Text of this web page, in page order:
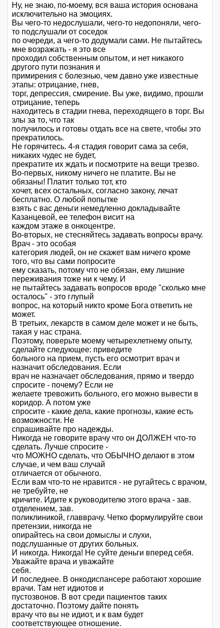
Ну, не знаю, по-моему, вся ваша история основана
исключительно на эмоциях.
Вы чего-то недослушали, чего-то недопоняли, чего-
то подслушали от соседок
по очереди, а чего-то додумали сами. Не пытайтесь
мне возражать - я это все
проходил собственным опытом, и нет никакого
другого пути познания и
примирения с болезнью, чем давно уже известные
этапы: отрицание, гнев,
торг, депрессия, смирение. Вы уже, видимо, прошли
отрицание, теперь
находитесь в стадии гнева, переходящего в торг. Вы
злы за то, что так
получилось и готовы отдать все на свете, чтобы это
прекратилось.
Не горячитесь. 4-я стадия говорит сама за себя,
никаких чудес не будет,
прекратите их ждать и посмотрите на вещи трезво.
Во-первых, никому ничего не платите. Вы не
обязаны! Платит только тот, кто
хочет, всех остальных, согласно закону, лечат
бесплатно. О любой попытке
взять с вас деньги немедленно докладывайте
Казанцевой, ее телефон висит на
каждом этаже в онкоцентре.
Во-вторых, не стесняйтесь задавать вопросы врачу.
Врач - это особая
категория людей, он не скажет вам ничего кроме
того, что вы сами попросите
ему сказать, потому что не обязан, ему лишние
переживания тоже ни к чему. И
не пытайтесь задавать вопросов вроде "сколько мне
осталось" - это глупый
вопрос, на который никто кроме Бога ответить не
может.
В третьих, лекарств в самом деле может и не быть,
такая у нас страна.
Поэтому, поверьте моему четырехлетнему опыту,
сделайте следующее: приведите
больного на прием, пусть его осмотрит врач и
назначит обследования. Если
врач не назначает обследования, прямо и твердо
спросите - почему? Если не
желаете тревожить больного, его можно вывести в
коридор. А потом уже
спросите - какие дела, какие прогнозы, какие есть
возможности. Не
спрашивайте про надежды.
Никогда не говорите врачу что он ДОЛЖЕН что-то
сделать. Лучше спросите -
что МОЖНО сделать, что ОБЫЧНО делают в этом
случае, и чем ваш случай
отличается от обычного.
Если вам что-то не нравится - не ругайтесь с врачом,
не требуйте, не
кричите. Идите к руководителю этого врача - зав.
отделением, зав.
поликлиникой, главврачу. Четко формулируйте свои
претензии, никогда не
опирайтесь на свои домыслы и слухи,
подслушанные от других больных.
И никогда. Никогда! Не суйте деньги вперед себя.
Уважайте врача и уважайте
себя.
И последнее. В онкодиспансере работают хорошие
врачи. Там нет идиотов и
пустозвонов. В вот среди пациентов таких
достаточно. Поэтому дайте понять
врачу что вы не идиот, и к вам будет
соответствующее отношение.